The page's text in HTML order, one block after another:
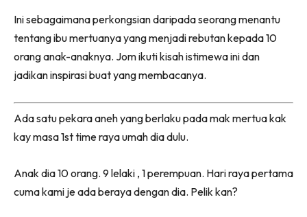
Ini sebagaimana perkongsian daripada seorang menantu
tentang ibu mertuanya yang menjadi rebutan kepada 10
orang anak-anaknya. Jom ikuti kisah istimewa ini dan
jadikan inspirasi buat yang membacanya.
Ada satu pekara aneh yang berlaku pada mak mertua kak
kay masa 1st time raya umah dia dulu.
Anak dia 10 orang. 9 lelaki , 1 perempuan. Hari raya pertama
cuma kami je ada beraya dengan dia. Pelik kan?